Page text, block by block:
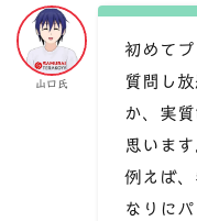
山口氏
初めてプ
質問し
か、実
思います
例えば
なりに